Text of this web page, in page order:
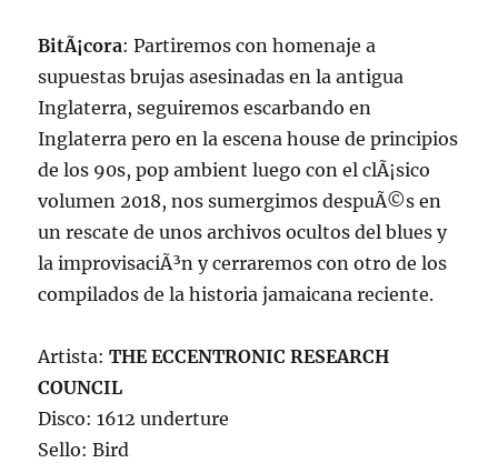
BitÃ¡cora: Partiremos con homenaje a
supuestas brujas asesinadas en la antigua
Inglaterra, seguiremos escarbando en
Inglaterra pero en la escena house de principios
de los 90s, pop ambient luego con el clÃ¡sico
volumen 2018, nos sumergimos despuÃ©s en
un rescate de unos archivos ocultos del blues y
la improvisaciÃ³n y cerraremos con otro de los
compilados de la historia jamaicana reciente.
Artista:THE ECCENTRONIC RESEARCH
COUNCIL
Disco: 1612 underture
Sello: Bird